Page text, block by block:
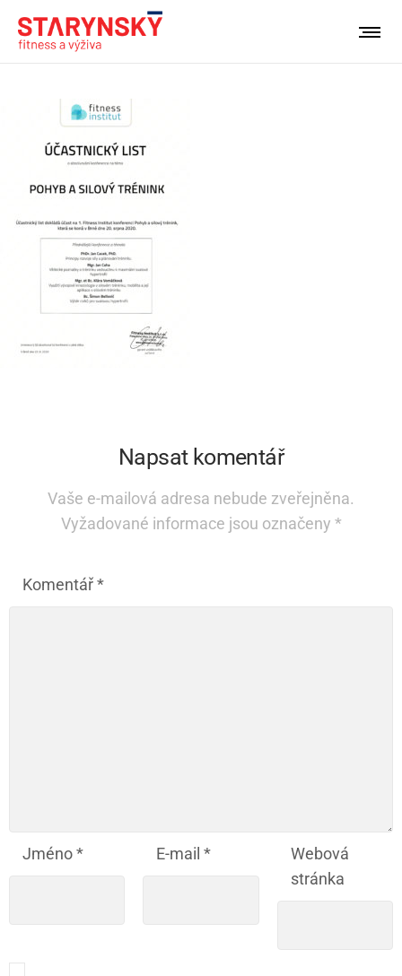
Napsat komentář
Vaše e-mailová adresa nebude zveřejněna.
Vyžadované informace jsou označeny *
Komentář*
Jméno* E-mail*
Webová
stránka